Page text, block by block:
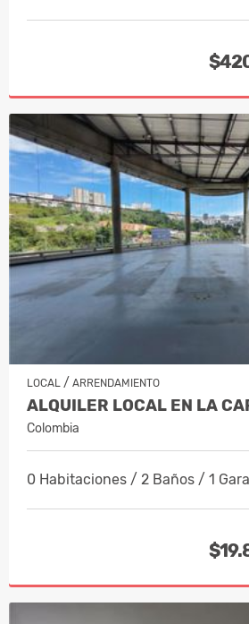
LOCAL / ARRENDAMIENTO
Colombia
0 Habitaciones / 2 Baños / 1